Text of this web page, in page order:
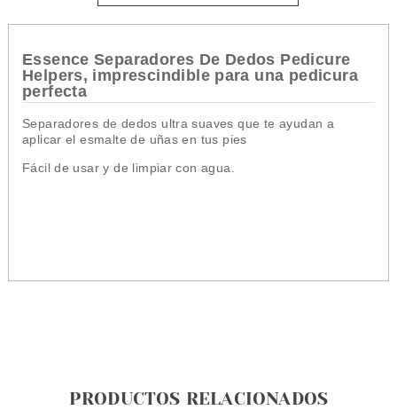
Essence Separadores De Dedos Pedicure
Helpers, imprescindible para una pedicura
perfecta
Separadores de dedos ultra suaves que te ayudan a
aplicar el esmalte de uñas en tus pies
Fácil de usar y de limpiar con agua.
PRODUCTOS RELACIONADOS